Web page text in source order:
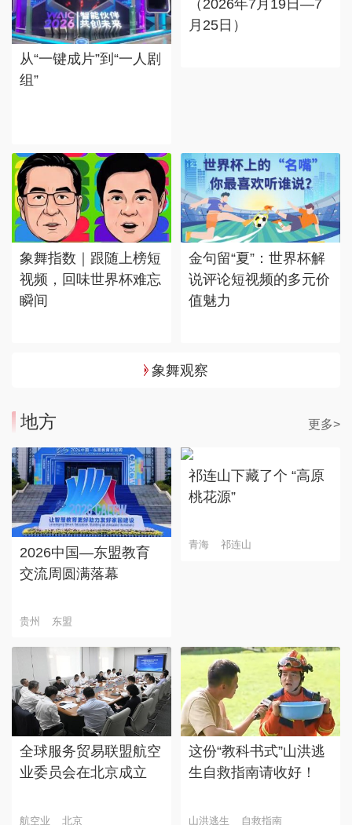
从“一键成片”到“一人剧
组”
月25日）
象舞指数｜跟随上榜短
视频，回味世界杯难忘
瞬间
金句留“夏”：世界杯解
说评论短视频的多元价
值魅力
象舞观察
地方 更多>
2026中国—东盟教育
交流周圆满落幕
贵州 东盟
祁连山下藏了个 “高原
桃花源”
青海 祁连山
全球服务贸易联盟航空
业委员会在北京成立
航空业 北京
这份“教科书式”山洪逃
生自救指南请收好！
山洪逃生 自救指南